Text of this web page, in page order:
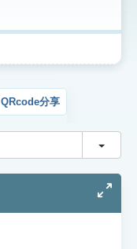
QRcode分享
切換